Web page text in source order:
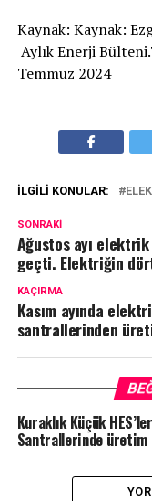
Kaynak: Kaynak:
Aylık Enerji
Temmuz 2024
İLGILI KONULAR:
SONRAKI
Ağustos ayı
geçti. Elektriğin
KAÇIRMA
Kasım ayında
santrallerinden
Kuraklık Küçük
Santrallerinde üretim